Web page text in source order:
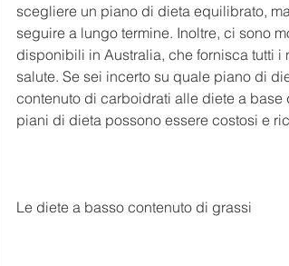
scegliere un piano di dieta equilibrato,
seguire a lungo termine. Inoltre, ci sono
disponibili in Australia, che fornisca tutti i
salute. Se sei incerto su quale piano di
contenuto di carboidrati alle diete a base
piani di dieta possono essere costosi e
Le diete a basso contenuto di grassi